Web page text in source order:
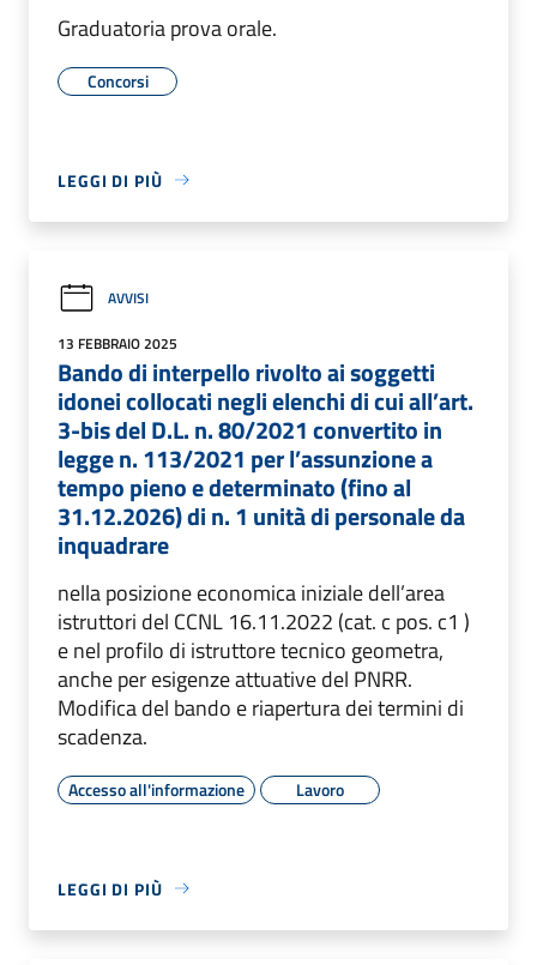
Graduatoria prova orale.
Concorsi
LEGGI DI PIÙ
AVVISI
13 FEBBRAIO 2025
Bando di interpello rivolto ai soggetti
idonei collocati negli elenchi di cui all’art.
3-bis del D.L. n. 80/2021 convertito in
legge n. 113/2021 per l’assunzione a
tempo pieno e determinato (fino al
31.12.2026) di n. 1 unità di personale da
inquadrare
nella posizione economica iniziale dell’area
istruttori del CCNL 16.11.2022 (cat. c pos. c1 )
e nel profilo di istruttore tecnico geometra,
anche per esigenze attuative del PNRR.
Modifica del bando e riapertura dei termini di
scadenza.
Accesso all'informazione Lavoro
LEGGI DI PIÙ